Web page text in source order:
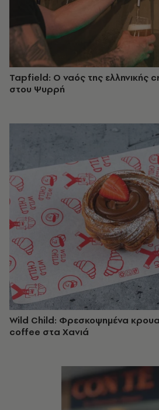
Tapfield: Ο ναός της ελληνικής
στου Ψυρρή
Wild Child: Φρεσκοψημένα
coffee στα Χανιά